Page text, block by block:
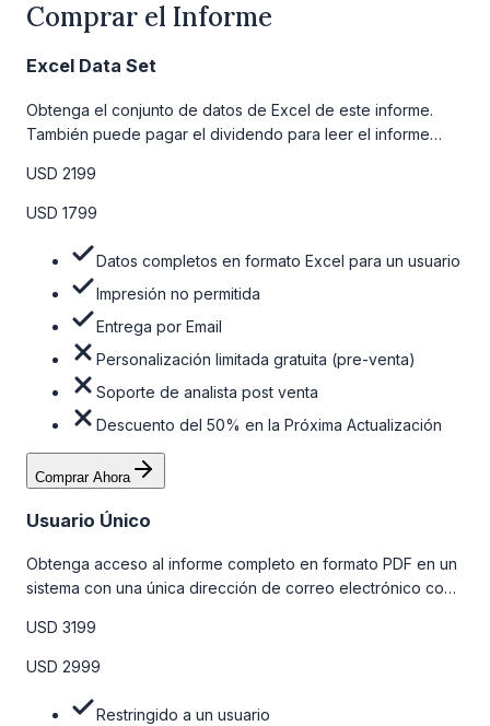
Comprar el Informe
Excel Data Set
Obtenga el conjunto de datos de Excel de este informe.
También puede pagar el dividendo para leer el informe
la tabla de precios a continuación.
USD 2199
USD 1799
Datos completos en formato Excel para un usuario
Impresión no permitida
Entrega por Email
Personalización limitada gratuita (pre-venta)
Soporte de analista post venta
Descuento del 50% en la Próxima Actualización
Comprar Ahora
Usuario Único
Obtenga acceso al informe completo en formato PDF en un
sistema con una única dirección de correo electrónico con
la tabla de precios a continuación.
USD 3199
USD 2999
Restringido a un usuario